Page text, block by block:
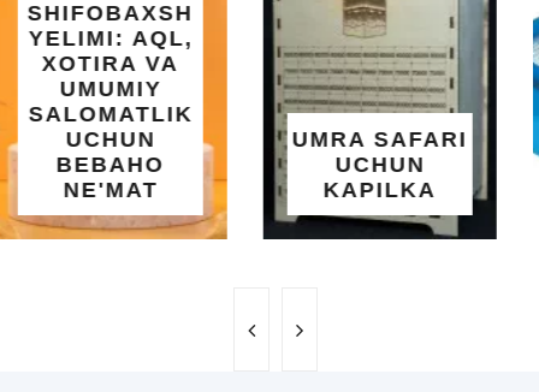
UMRA SAFARI
UCHUN
KAPILKA
INTEX EASY
SET BASSEYN
| 183X51 SM |
OSON
O'RNATILUVCHI
YOZGI
SALQINLIK VA
MAROQ